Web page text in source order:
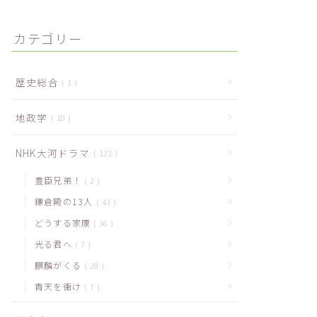
カテゴリー
歴史総合 1
地政学 10
NHK大河ドラマ 123
豊臣兄弟！ 2
鎌倉殿の13人 43
どうする家康 36
光る君へ 7
麒麟がくる 28
青天を衝け 7